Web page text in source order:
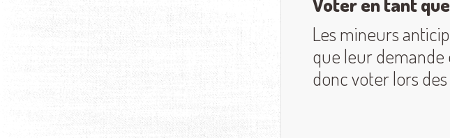
Les mineurs
que leur demande
donc voter lors